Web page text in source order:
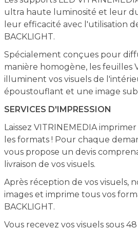
ultra haute luminosité et leur
leur efficacité avec l'utilisation
BACKLIGHT.
Spécialement conçues pour
manière homogène, les feuilles
illuminent vos visuels de
époustouflant et une image
SERVICES D'IMPRESSION
Laissez VITRINEMEDIA
les formats ! Pour chaque
vous propose un devis
livraison de vos visuels.
Après réception de vos visuels,
images et imprime tous vos
BACKLIGHT.
Vous recevez vos visuels sous